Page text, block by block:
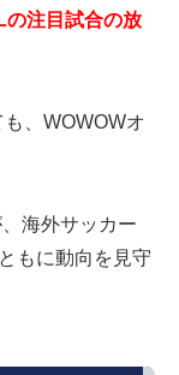
の注目試合の放
、WOWOWオ
海外サッカー
もに動向を見守